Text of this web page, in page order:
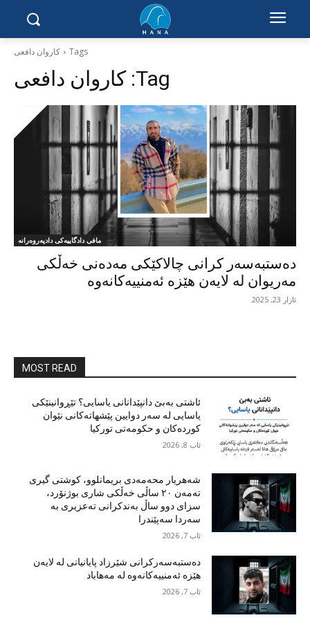
Tags کاروان دافعی
Tag: کاروان دافعی
مافی دادگاییەکی دادپەروەرانە
دەستبەسەر کرانی چالاکێکی مەدەنی خەڵکی
مەریوان لە لایەن هێزە ئەمنییەکانەوە
ئازار 23, 2025
MOST READ
ئاشتی بەبێ دانپێدانانی یاسایی؟ تێڕوانینێکی
یاسایی لە سەر دوایین پێشهاتەکانی نێوان
کوردەکان و حکومەتی تورکیا
ئاب 8, 2026
شەهریار محەمەدی بریمانلوو، کوشتی گیری
تەمەن ٢٠ ساڵی خەڵکی شاری بوژنۆرد،
سزای دوو ساڵ بەندکرانی تەعزیری بە
سەردا سەپێندرا
ئاب 7, 2026
دەستبەسەرکرانی شێرزاد پایانیانی لە لایەن
هێزە ئەمنییەکانەوە لە مەهاباد
ئاب 7, 2026